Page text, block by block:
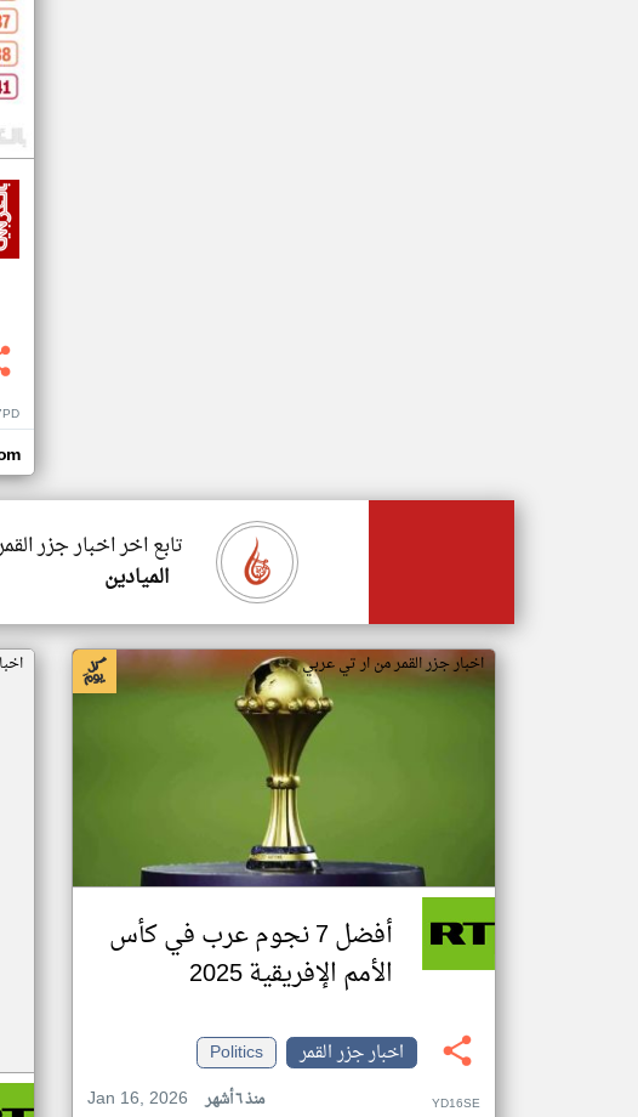
تابع اخر اخبار جزر
الميادين
اخبار جزر القمر من ار تي عربي
أفضل 7 نجوم عرب في كأس
الأمم الإفريقية 2025
اخبار جزر القمر
Politics
Jan 16, 2026
منذ ٦ أشهر YD16SE